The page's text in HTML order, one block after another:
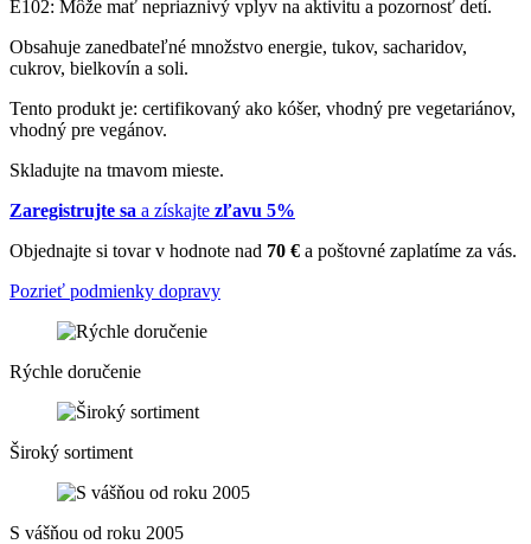
E102: Môže mať nepriaznivý vplyv na aktivitu a pozornosť detí.
Obsahuje zanedbateľné množstvo energie, tukov, sacharidov,
cukrov, bielkovín a soli.
Tento produkt je: certifikovaný ako kóšer, vhodný pre vegetariánov,
vhodný pre vegánov.
Skladujte na tmavom mieste.
Zaregistrujte sa a získajte zľavu 5%
Objednajte si tovar v hodnote nad 70 € a poštovné zaplatíme za vás.
Pozrieť podmienky dopravy
Rýchle doručenie
Široký sortiment
S vášňou od roku 2005